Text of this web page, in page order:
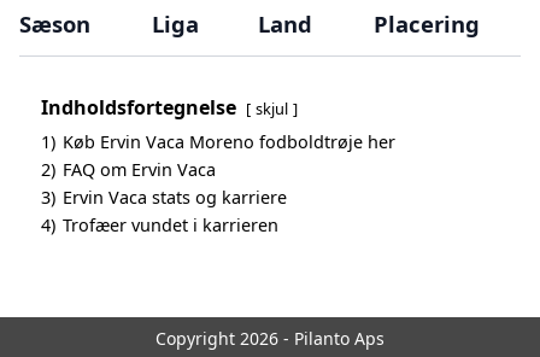
Sæson Liga Land Placering
Indholdsfortegnelse skjul
1) Køb Ervin Vaca Moreno fodboldtrøje her
2) FAQ om Ervin Vaca
3) Ervin Vaca stats og karriere
4) Trofæer vundet i karrieren
Copyright 2026 - Pilanto Aps